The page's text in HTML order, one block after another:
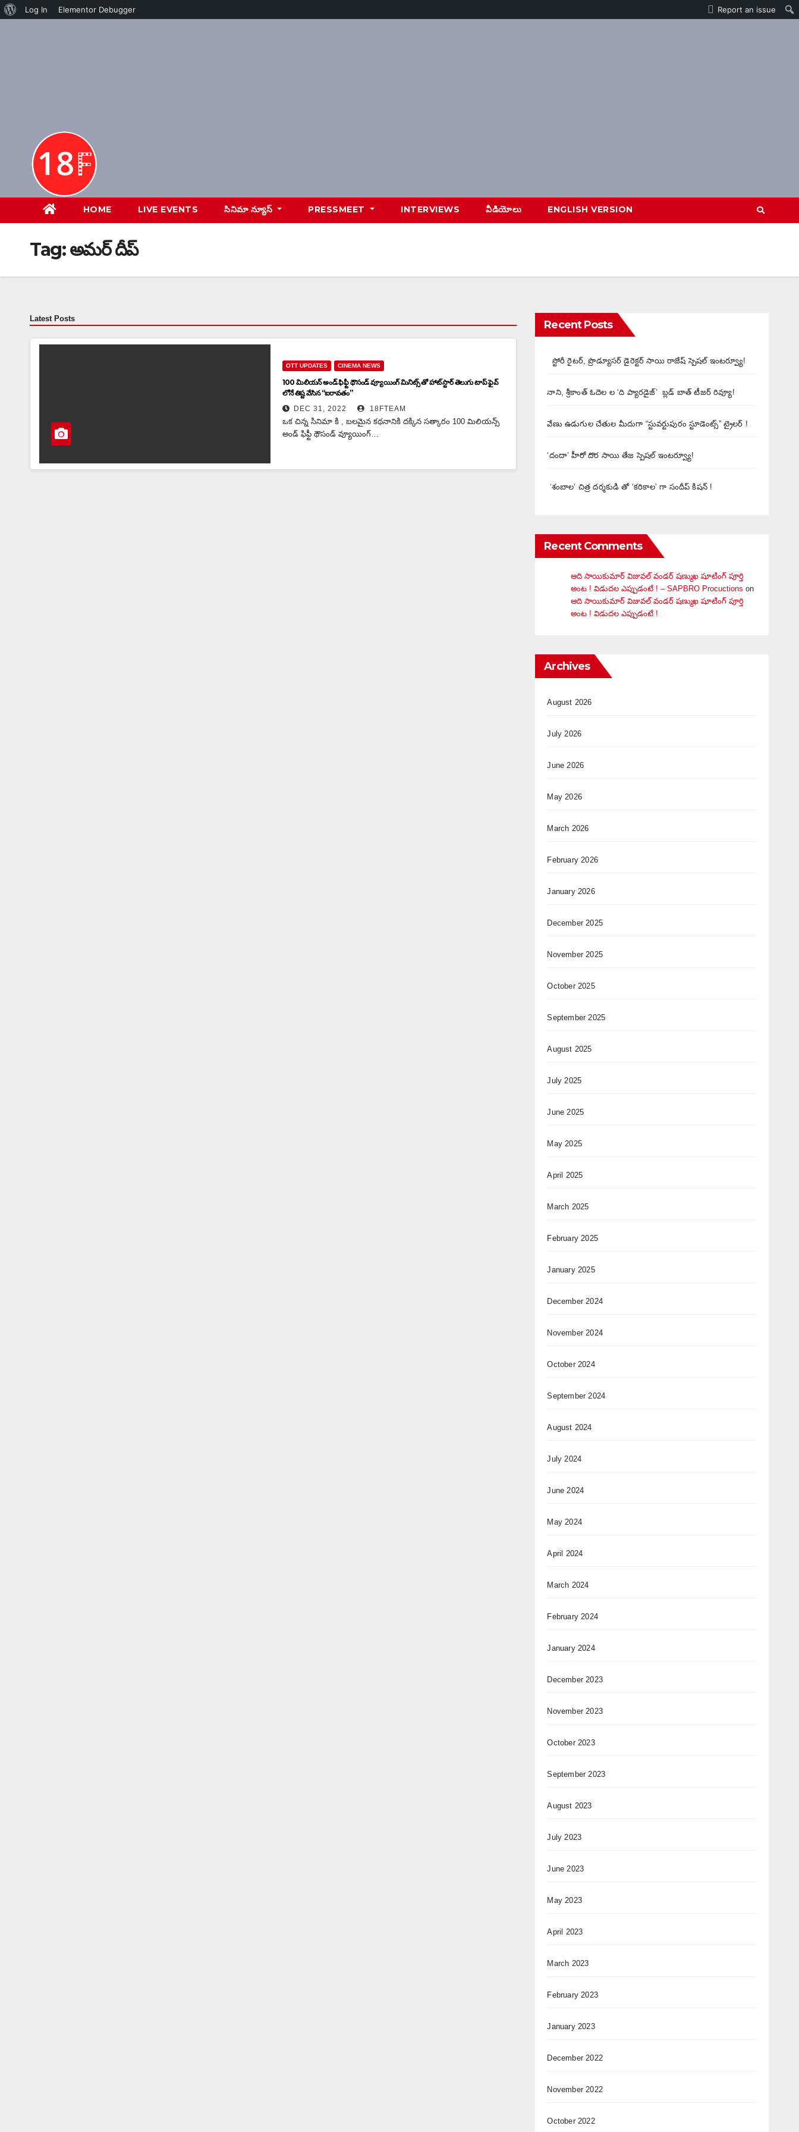
About
Log In Elementor Debugger Report an issue
HOME LIVE EVENTS సినిమా న్యూస్ PRESSMEET INTERVIEWS వీడియోలు ENGLISH VERSION
Tag:అమర్ దీప్
Latest Posts
OTT UPDATES CINEMA NEWS
100 మిలియ‌న్ అండ్ ఫిఫ్టీ థౌసండ్ వ్యూయింగ్ మినిట్స్ తో హాట్ స్టార్ తెలుగు టాప్ ఫైవ్
లోనే తిష్ట వేసిన “ఐరావతం”
DEC 31, 2022 18FTEAM
ఒక చిన్న సినిమా కి , బలమైన కథనానికి దక్కిన సత్కారం 100 మిలియన్స్
అండ్ ఫిఫ్టీ థౌసండ్ వ్యూయింగ్…
Recent Posts
స్టోరీ రైటర్, ప్రొడ్యూసర్ డైరెక్టర్ సాయి రాజేష్ స్పెషల్ ఇంటర్వ్యూ!
నాని, శ్రీకాంత్ ఓదెల ల ‘ది ప్యారడైజ్’ బ్లడ్ బాత్ టీజర్ రివ్యూ!
వేణు ఉడుగుల చేతుల మీదుగా “స్టువర్టుపురం స్టూడెంట్స్” ట్రైలర్ !
‘దందా’ హీరో దొర సాయి తేజ స్పెషల్ ఇంటర్వ్యూ!
‘శంబాల’ చిత్ర దర్శకుడి తో ‘కరికాల’ గా సందీప్ కిషన్ !
Recent Comments
ఆది సాయికుమార్ విజువ‌ల్ వండ‌ర్ ష‌ణ్ముఖ షూటింగ్ పూర్తి
అంట ! విడుదల ఎప్పుడంటే ! – SAPBRO Procuctions on
ఆది సాయికుమార్ విజువ‌ల్ వండ‌ర్ ష‌ణ్ముఖ షూటింగ్ పూర్తి
అంట ! విడుదల ఎప్పుడంటే !
Archives
August 2026
July 2026
June 2026
May 2026
March 2026
February 2026
January 2026
December 2025
November 2025
October 2025
September 2025
August 2025
July 2025
June 2025
May 2025
April 2025
March 2025
February 2025
January 2025
December 2024
November 2024
October 2024
September 2024
August 2024
July 2024
June 2024
May 2024
April 2024
March 2024
February 2024
January 2024
December 2023
November 2023
October 2023
September 2023
August 2023
July 2023
June 2023
May 2023
April 2023
March 2023
February 2023
January 2023
December 2022
November 2022
October 2022